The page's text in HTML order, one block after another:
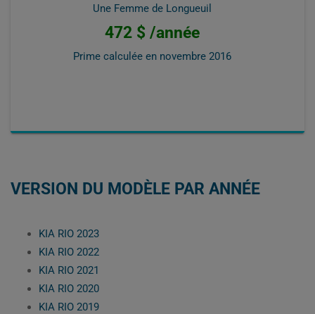
Une Femme de Longueuil
472 $ /année
Prime calculée en novembre 2016
VERSION DU MODÈLE PAR ANNÉE
KIA RIO 2023
KIA RIO 2022
KIA RIO 2021
KIA RIO 2020
KIA RIO 2019